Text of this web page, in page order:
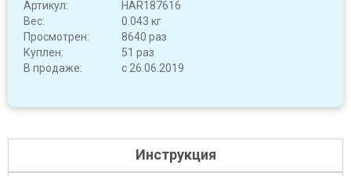
Артикул:
HAR187616
Вес:
0.043 кг
Просмотрен:
8640 раз
Куплен:
51 раз
В продаже:
с 26.06.2019
Инструкция